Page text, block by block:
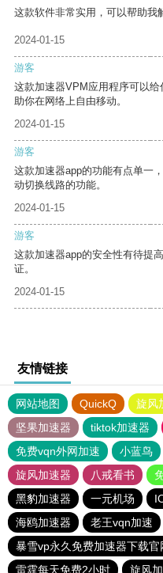
这款软件非常实用，可以帮助我
2024-01-15
游客
这款加速器VPM应用程序可以
助你在网络上自由移动。
2024-01-15
游客
这款加速器app的功能有点单一
动切换线路的功能。
2024-01-15
游客
这款加速器app的安全性有待提
证。
2024-01-15
友情链接
网站地图 QuickQ 旋风
坚果加速器
tiktok加速器
免费vqn外网加速
小蓝鸟
旋风加速器
八戒看书
黑豹加速器
一元机场
海鸥加速器
老王vqn加速
暴雪vp永久免费加速器下载官
雷霆每天免费2小时
旋风